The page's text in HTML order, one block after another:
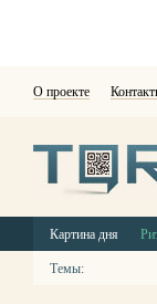
О проекте
Картина дня
Темы: